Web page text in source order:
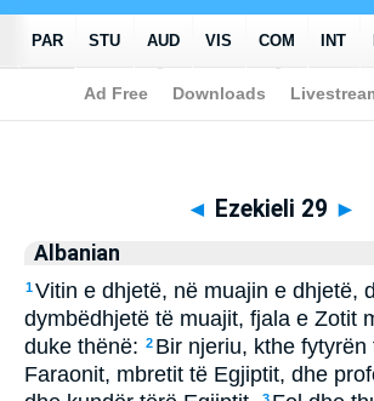
Biblia>Albanian> Ezekieli 29
◄ Ezekieli 29 ►
Albanian
1Vitin e dhjetë, në muajin e dhjetë,
dymbëdhjetë të muajit, fjala e Zotit
duke thënë: 2 Bir njeriu, kthe
Faraonit, mbretit të Egjiptit, dhe